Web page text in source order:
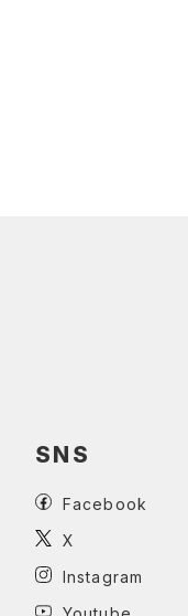
SNS
Facebook
X
Instagram